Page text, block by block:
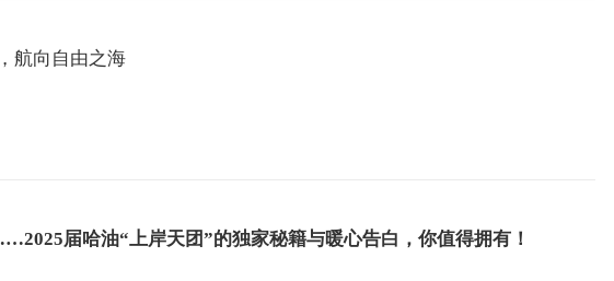
航向自由之海
届哈油“上岸天团”的独家秘籍与暖心告白，你值得拥有！